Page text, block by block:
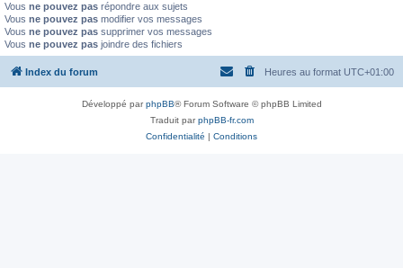
Vous ne pouvez pas répondre aux sujets
Vous ne pouvez pas modifier vos messages
Vous ne pouvez pas supprimer vos messages
Vous ne pouvez pas joindre des fichiers
Index du forum Heures au format UTC+01:00
Développé parphpBB® Forum Software © phpBB Limited
Traduit parphpBB-fr.com
Confidentialité | Conditions